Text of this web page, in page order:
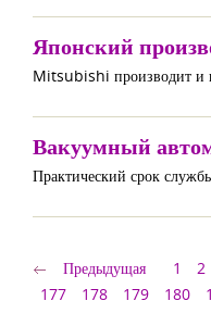
Японский
Mitsubishi производит и
Вакуумный
Практический срок
Предыдущая 1 2
177
178 179 180